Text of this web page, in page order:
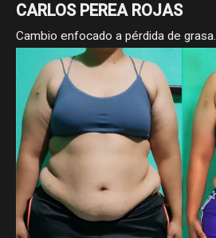
CARLOS PEREA ROJAS
Cambio enfocado a pérdida de grasa.